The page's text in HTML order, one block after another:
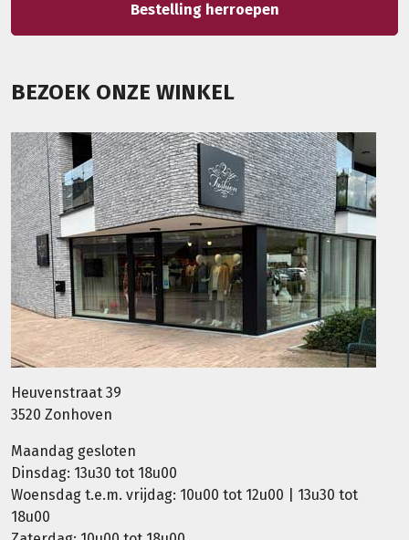
Bestelling herroepen
BEZOEK ONZE WINKEL
Heuvenstraat 39
3520 Zonhoven
Maandag gesloten
Dinsdag: 13u30 tot 18u00
Woensdag t.e.m. vrijdag: 10u00 tot 12u00 | 13u30 tot
18u00